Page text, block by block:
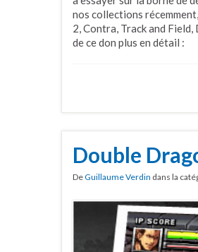
nos collections
2, Contra, Track and
de ce don plus en détail :
Double
DeGuillaume Verdin dans la